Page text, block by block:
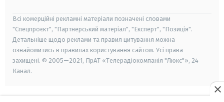
Всі комерційні рекламні матеріали позначені словами
"Спецпроєкт", "Партнерський матеріал", "Експерт", "Позиція".
Детальніше щодо реклами та правил цитування можна
ознайомитись в правилах користування сайтом. Усі права
захищені. © 2005—2021, ПрАТ «Телерадіокомпанія "Люкс"», 24
Канал.